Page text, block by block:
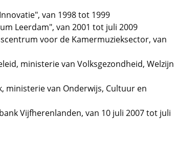
van 1998 tot 1999
Leerdam", van 2001 tot juli 2009
voor de Kamermuzieksector, van
ministerie van Volksgezondheid, Welzijn
ministerie van Onderwijs, Cultuur en
Vijfherenlanden, van 10 juli 2007 tot juli